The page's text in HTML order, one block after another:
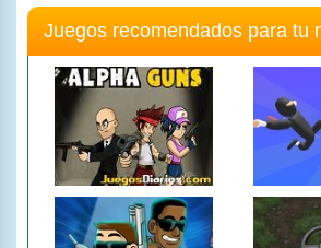
Juegos recomendados para tu